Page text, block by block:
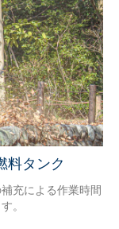
料タンク
充による作業時間
。